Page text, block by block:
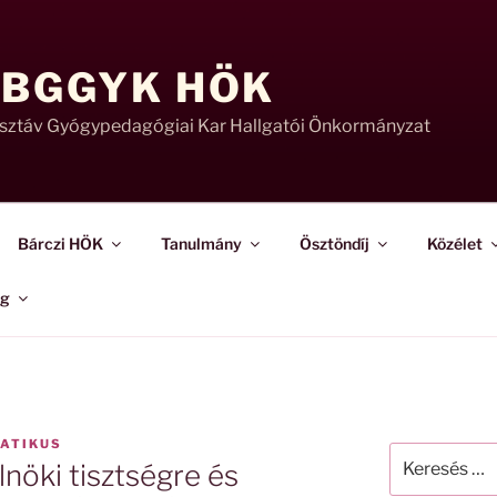
HÖK
Gyógypedagógiai Kar Hallgatói Önkormányzat
Bárczi HÖK Tanulmány Ösztöndíj Közélet
tisztségre és